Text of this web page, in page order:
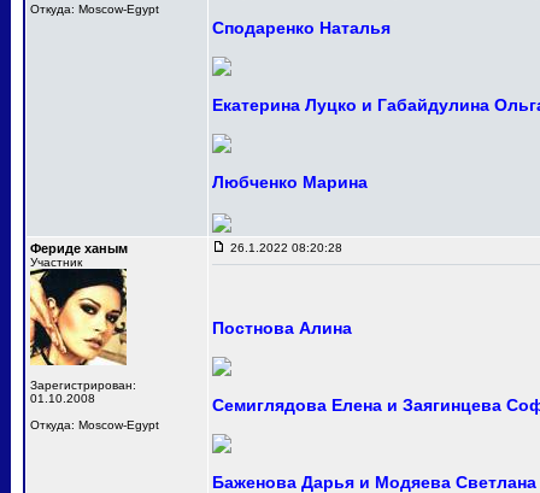
Откуда: Moscow-Egypt
Сподаренко Наталья
Екатерина Луцко и Габайдулина
Любченко Марина
Фериде ханым
Участник
Зарегистрирован:
01.10.2008
Откуда: Moscow-Egypt
26.1.2022 08:20:28
Постнова Алина
Семиглядова Елена и Заягинцева
Баженова Дарья и Модяева Светлана